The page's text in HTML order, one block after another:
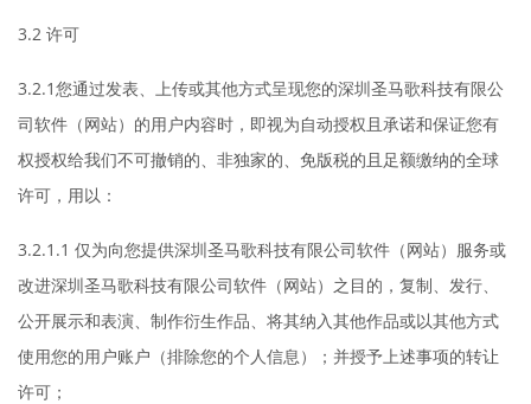
3.2 许可
3.2.1您通过发表、上传或其他方式呈现您的深圳圣马歌科技有限公
司软件（网站）的用户内容时，即视为自动授权且承诺和保证您有
权授权给我们不可撤销的、非独家的、免版税的且足额缴纳的全球
许可，用以：
3.2.1.1 仅为向您提供深圳圣马歌科技有限公司软件（网站）服务或
改进深圳圣马歌科技有限公司软件（网站）之目的，复制、发行、
公开展示和表演、制作衍生作品、将其纳入其他作品或以其他方式
使用您的用户账户（排除您的个人信息）；并授予上述事项的转让
许可；